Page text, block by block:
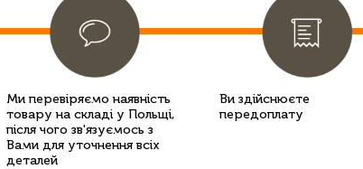
Ми перевіряємо наявність
товару на складі у Польщі,
після чого зв'язуємось з
Вами для уточнення всіх
деталей
Ви здійснюєте
передоплату